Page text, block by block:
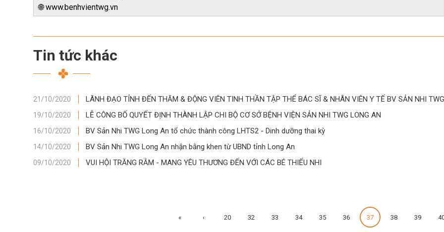
🌐www.benhvientwg.vn
Tin tức khác
21/10/2020 LÃNH ĐẠO TỈNH ĐẾN THĂM & ĐỘNG VIÊN TINH THẦN TẬP THỂ BÁC SĨ & NHÂN VIÊN Y TẾ BV SẢN NHI
19/10/2020 LỄ CÔNG BỐ QUYẾT ĐỊNH THÀNH LẬP CHI BỘ CƠ SỞ BỆNH VIỆN SẢN NHI TWG LONG AN
16/10/2020 BV Sản Nhi TWG Long An tổ chức thành công LHTS2 - Dinh dưỡng thai kỳ
14/10/2020 BV Sản Nhi TWG Long An nhận bằng khen từ UBND tỉnh Long An
09/10/2020 VUI HỘI TRĂNG RẰM - MANG YÊU THƯƠNG ĐẾN VỚI CÁC BÉ THIẾU NHI️
« ‹ 20 32 33 34 35 36 37 38 39